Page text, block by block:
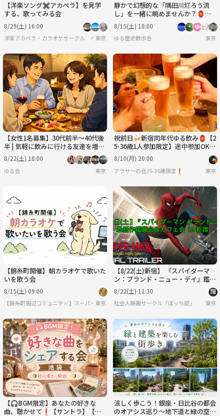
【洋楽ソング✖️アカペラ】を見学
する、歌ってみる会
8/29(土) 16:00
洋楽アカペラ・カラオケサークル ペリーズ
東京
静かで幻想的な「隅田川灯ろう流
し」を一緒に眺めませんか？🏮🏮
🌙
8/15(土) 18:00
ゆる歴史散歩会 東京
【女性1名募集】30代前半〜40代後
半 | 気軽に飲みに行ける友達を増や
す少人数の飲み会🍻
8/22(土) 18:00
ゆる会 東京
祝前日🍻新宿同年代ゆる飲み🏮【2
5-36歳1人参加限定】途中参加OK
🙆‍♀️早割🉐ノンアルOK
8/10(月) 20:00
アラサ〜の会25-36歳限定❗️ 東京
【錦糸町開催】朝カラオケで歌いた
いを歌う会
8/15(土) 09:00
【錦糸町周辺コミュニティ】スーパーレトリバー
東京
【8/22(土)新宿】 『スパイダーマ
ン：ブランド・ニュー・デイ』鑑賞
＆カフェ会
8/22(土) 11:30
社会人映画サークル「ぼっち部」 東京
【🎧BGM限定】あなたの好きな
曲、聴かせて❗️【サントラ】【池
涼しく歩こう！銀座・日比谷の都会
のオアシス巡り～地下道と緑の空間